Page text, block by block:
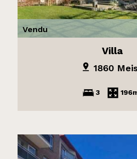
Vendu
Villa
1860
3